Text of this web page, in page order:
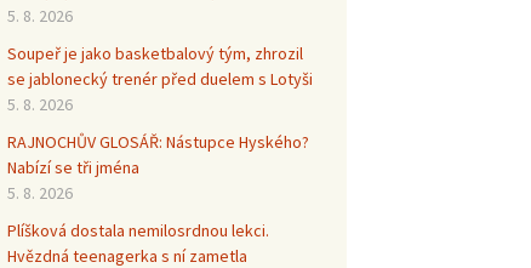
5. 8. 2026
Soupeř je jako basketbalový tým, zhrozil
se jablonecký trenér před duelem s Lotyši
5. 8. 2026
RAJNOCHŮV GLOSÁŘ: Nástupce Hyského?
Nabízí se tři jména
5. 8. 2026
Plíšková dostala nemilosrdnou lekci.
Hvězdná teenagerka s ní zametla